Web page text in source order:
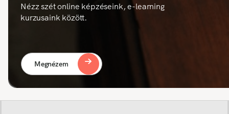
Nézz szét online képzéseink, e-learning
kurzusaink között.
Megnézem